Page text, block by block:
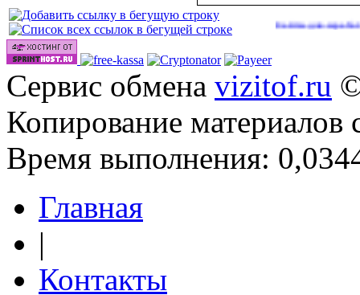
Сайты для заработка в
Сервис обмена vizitof.ru
Копирование материалов
Время выполнения:
Главная
|
Контакты